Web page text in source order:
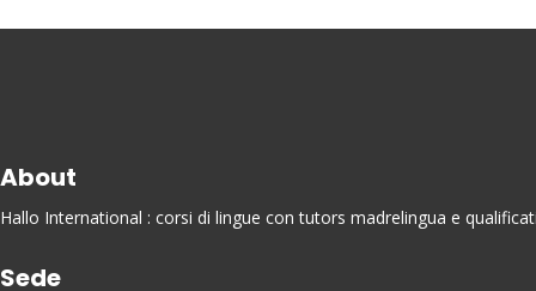
About
Hallo International : corsi di lingue con tutors madrelingua e
Sede